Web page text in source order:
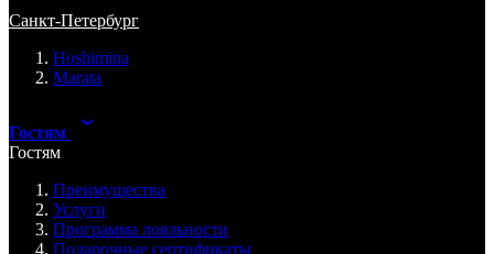
Санкт-Петербург
Hoshimina
Marata
Гостям
Гостям
Преимущества
Услуги
Программа лояльности
Подарочные сертификаты